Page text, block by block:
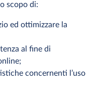
scopo di:
ed ottimizzare la
al fine di
concernenti l’uso